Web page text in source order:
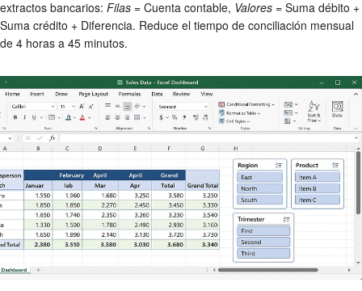
extractos bancarios: Filas = Cuenta contable, Valores = Suma débito +
Suma crédito + Diferencia. Reduce el tiempo de conciliación mensual
de 4 horas a 45 minutos.